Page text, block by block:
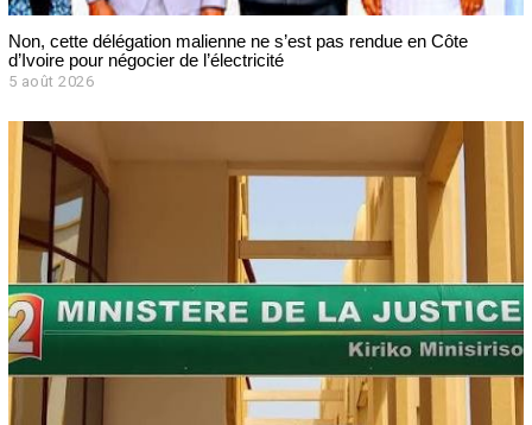
Non, cette délégation malienne ne s’est pas rendue en Côte
d’Ivoire pour négocier de l’électricité
5 août 2026